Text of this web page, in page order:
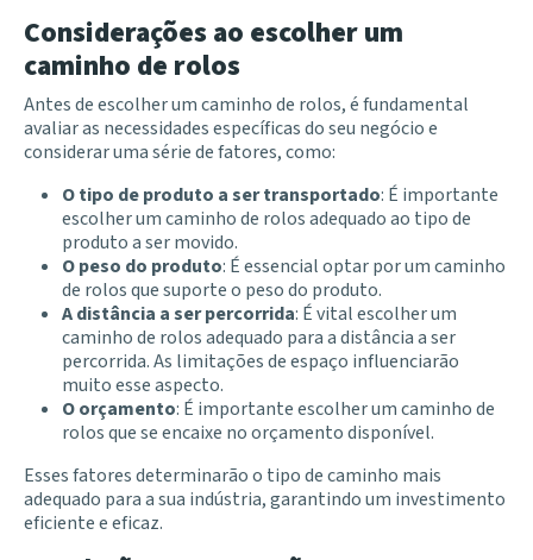
Considerações ao escolher um
caminho de rolos
Antes de escolher um caminho de rolos, é fundamental
avaliar as necessidades específicas do seu negócio e
considerar uma série de fatores, como:
O tipo de produto a ser transportado: É importante
escolher um caminho de rolos adequado ao tipo de
produto a ser movido.
O peso do produto: É essencial optar por um caminho
de rolos que suporte o peso do produto.
A distância a ser percorrida: É vital escolher um
caminho de rolos adequado para a distância a ser
percorrida. As limitações de espaço influenciarão
muito esse aspecto.
O orçamento: É importante escolher um caminho de
rolos que se encaixe no orçamento disponível.
Esses fatores determinarão o tipo de caminho mais
adequado para a sua indústria, garantindo um investimento
eficiente e eficaz.